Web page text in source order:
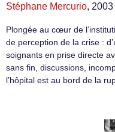
Stéphane Mercurio, 2003
Plongée au cœur de
de perception de la crise :
soignants en prise directe
sans fin, discussions,
l’hôpital est au bord de la